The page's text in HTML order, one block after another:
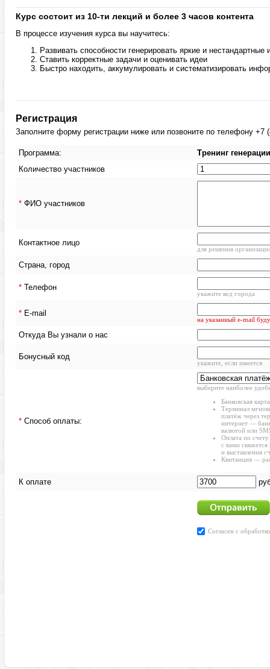
Курс состоит из 10-ти лекций и более 3 часов контента
В процессе изучения курса вы научитесь:
Развивать способности генерировать яркие и нестандартные
Ставить корректные задачи и оценивать идеи
Быстро находить, аккумулировать и систематизировать
Регистрация
Заполните форму регистрации ниже или позвоните по телефону +7